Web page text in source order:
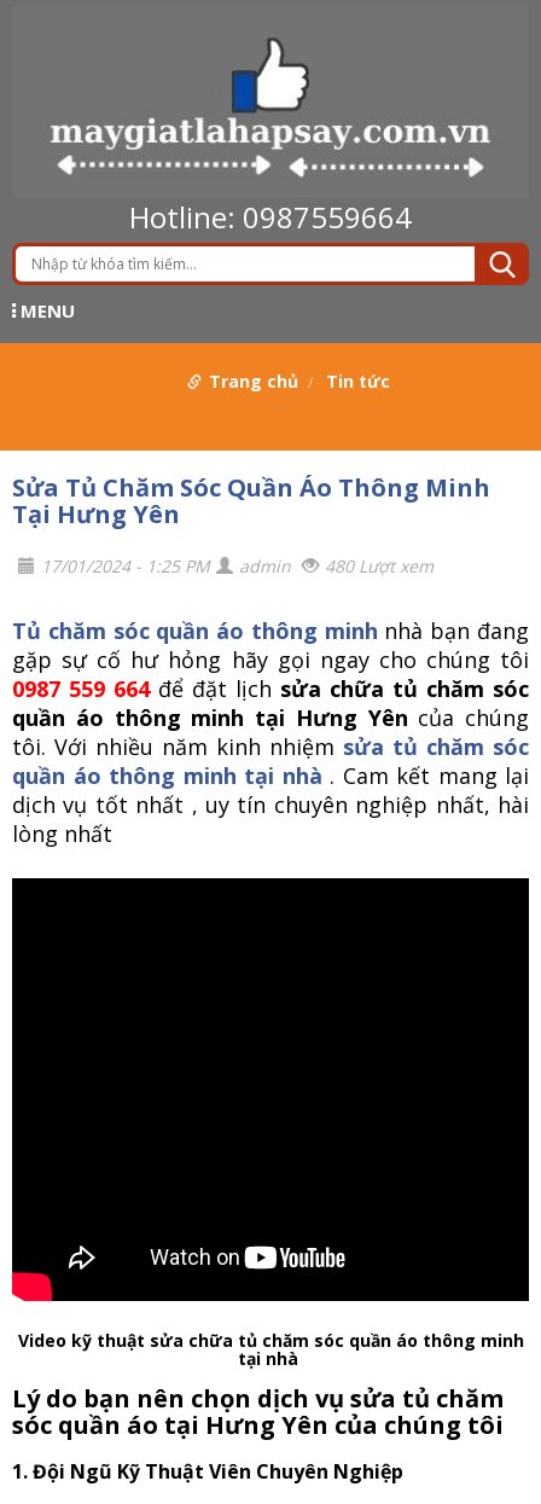
Hotline: 0987559664
MENU
Trang chủ Tin tức
Sửa Tủ Chăm Sóc Quần Áo Thông Minh
Tại Hưng Yên
17/01/2024 - 1:25 PM admin 480 Lượt xem
Tủ chăm sóc quần áo thông minh nhà bạn đang
gặp sự cố hư hỏng hãy gọi ngay cho chúng tôi
0987 559 664 để đặt lịch sửa chữa tủ chăm sóc
quần áo thông minh tại Hưng Yên của chúng
tôi. Với nhiều năm kinh nhiệm sửa tủ chăm sóc
quần áo thông minh tại nhà . Cam kết mang lại
dịch vụ tốt nhất , uy tín chuyên nghiệp nhất, hài
lòng nhất
Video kỹ thuật sửa chữa tủ chăm sóc quần áo thông minh
tại nhà
Lý do bạn nên chọn dịch vụ sửa tủ chăm
sóc quần áo tại Hưng Yên của chúng tôi
1. Đội Ngũ Kỹ Thuật Viên Chuyên Nghiệp